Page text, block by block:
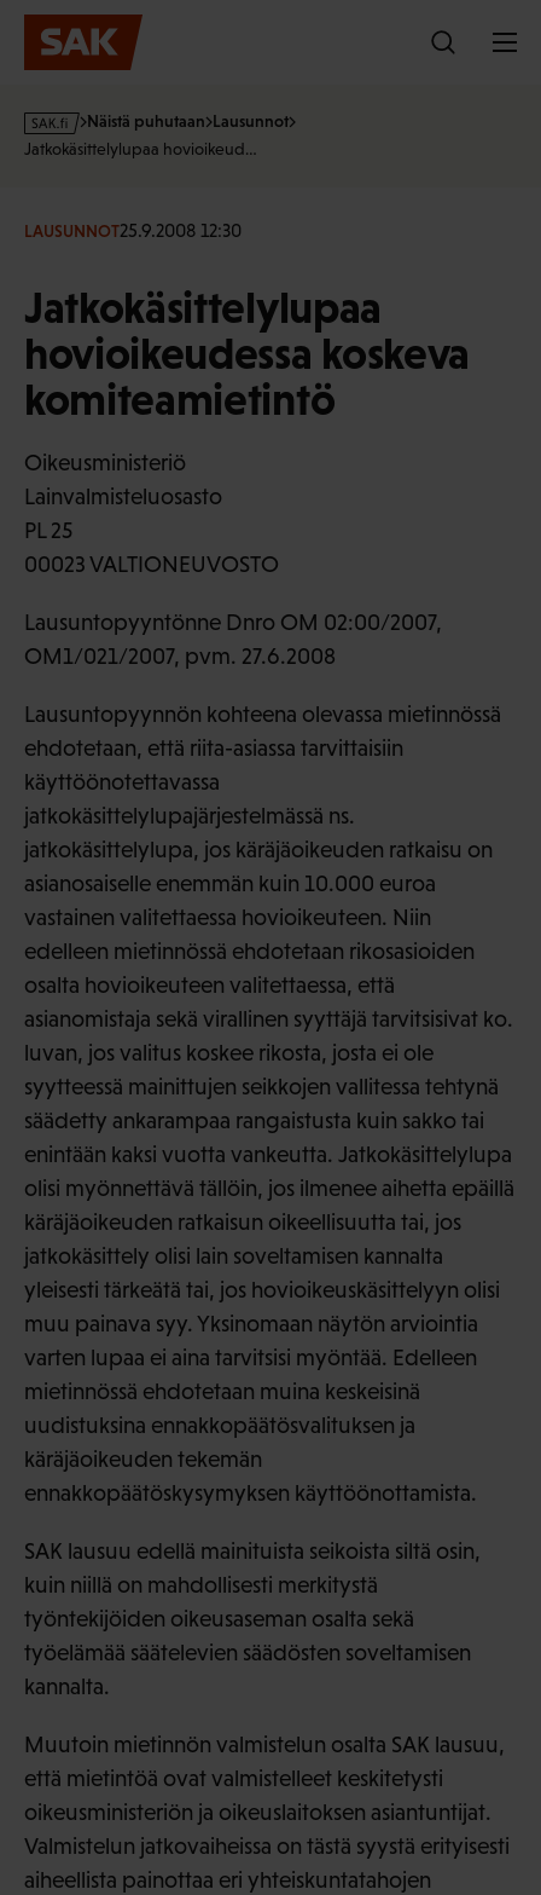
Hyppää
sisältöön
s
a
f
Näistä puhutaan Lausunnot
Jatkokäsittelylupaa hovioikeud…
LAUSUNNOT25.9.2008 12:30
Jatkokäsittelylupaa
hovioikeudessa koskeva
komiteamietintö
Oikeusministeriö
Lainvalmisteluosasto
PL 25
00023 VALTIONEUVOSTO
Lausuntopyyntönne Dnro OM 02:00/2007,
OM1/021/2007, pvm. 27.6.2008
Lausuntopyynnön kohteena olevassa mietinnössä
ehdotetaan, että riita-asiassa tarvittaisiin
käyttöönotettavassa
jatkokäsittelylupajärjestelmässä ns.
jatkokäsittelylupa, jos käräjäoikeuden ratkaisu on
asianosaiselle enemmän kuin 10.000 euroa
vastainen valitettaessa hovioikeuteen. Niin
edelleen mietinnössä ehdotetaan rikosasioiden
osalta hovioikeuteen valitettaessa, että
asianomistaja sekä virallinen syyttäjä tarvitsisivat ko.
luvan, jos valitus koskee rikosta, josta ei ole
syytteessä mainittujen seikkojen vallitessa tehtynä
säädetty ankarampaa rangaistusta kuin sakko tai
enintään kaksi vuotta vankeutta. Jatkokäsittelylupa
olisi myönnettävä tällöin, jos ilmenee aihetta epäillä
käräjäoikeuden ratkaisun oikeellisuutta tai, jos
jatkokäsittely olisi lain soveltamisen kannalta
yleisesti tärkeätä tai, jos hovioikeuskäsittelyyn olisi
muu painava syy. Yksinomaan näytön arviointia
varten lupaa ei aina tarvitsisi myöntää. Edelleen
mietinnössä ehdotetaan muina keskeisinä
uudistuksina ennakkopäätösvalituksen ja
käräjäoikeuden tekemän
ennakkopäätöskysymyksen käyttöönottamista.
SAK lausuu edellä mainituista seikoista siltä osin,
kuin niillä on mahdollisesti merkitystä
työntekijöiden oikeusaseman osalta sekä
työelämää säätelevien säädösten soveltamisen
kannalta.
Muutoin mietinnön valmistelun osalta SAK lausuu,
että mietintöä ovat valmistelleet keskitetysti
oikeusministeriön ja oikeuslaitoksen asiantuntijat.
Valmistelun jatkovaiheissa on tästä syystä erityisesti
aiheellista painottaa eri yhteiskuntatahojen